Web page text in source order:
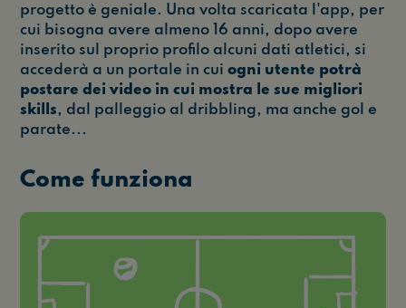
progetto è geniale. Una volta scaricata l'app, per
cui bisogna avere almeno 16 anni, dopo avere
inserito sul proprio profilo alcuni dati atletici, si
accederà a un portale in cuiogni utente potrà
postare dei video in cui mostra le sue migliori
skills, dal palleggio al dribbling, ma anche gol e
parate...
Come funziona